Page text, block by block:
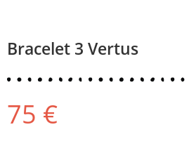
Bracelet 3 Vertus
75 €